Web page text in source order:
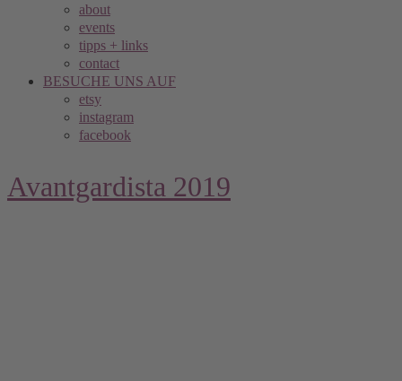
about
events
tipps + links
contact
BESUCHE UNS AUF
etsy
instagram
facebook
Avantgardista 2019